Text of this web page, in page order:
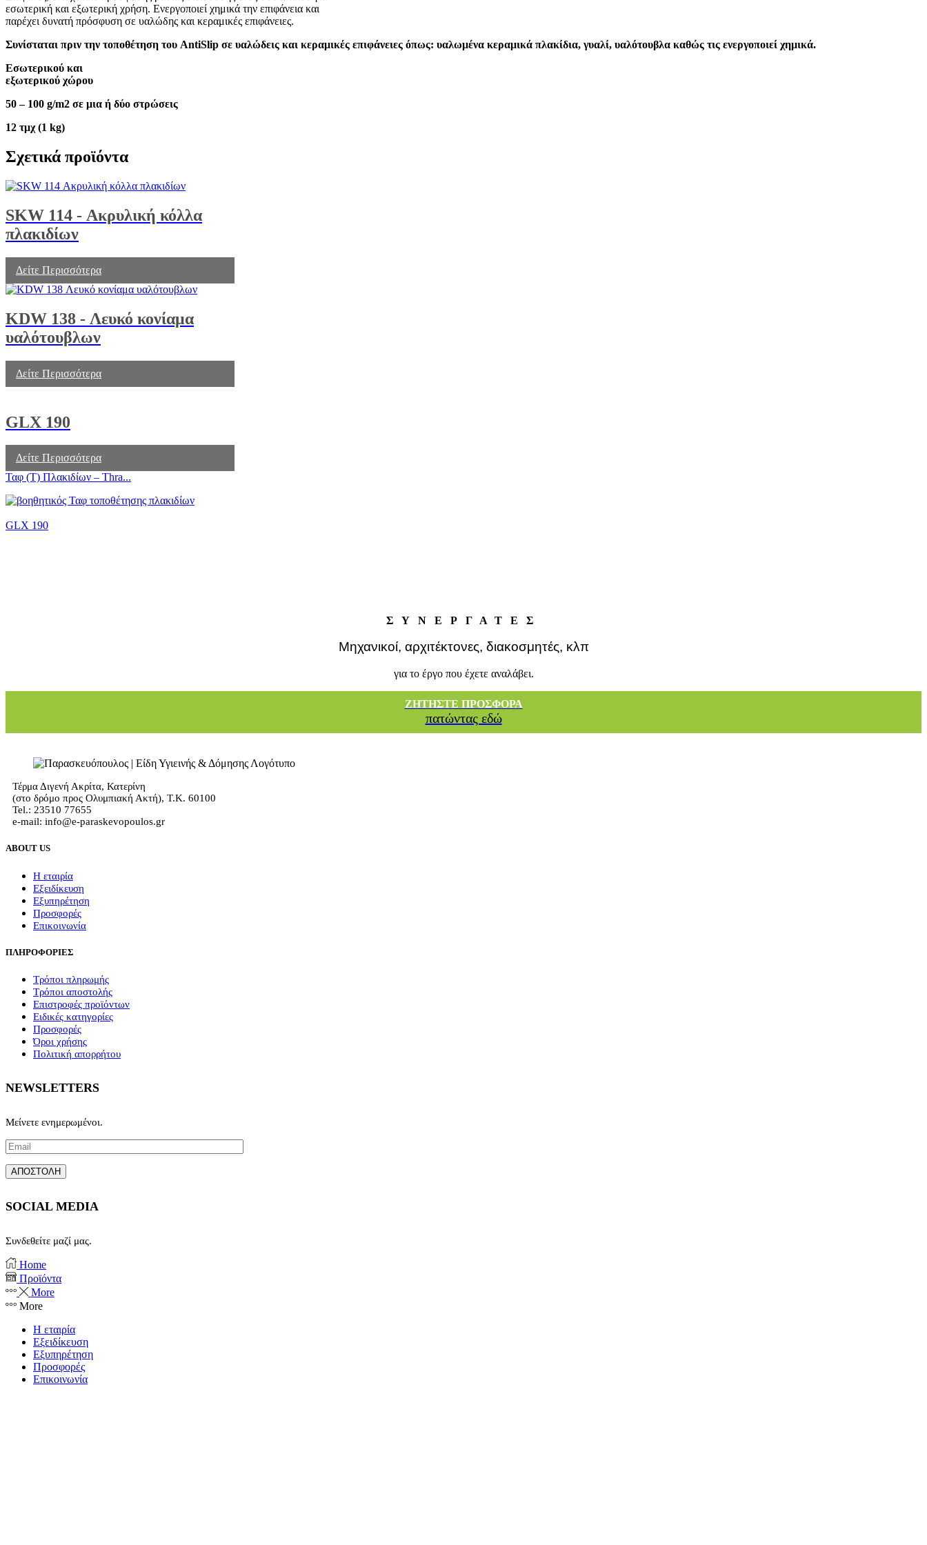
εσωτερική και εξωτερική χρήση. Ενεργοποιεί χημικά την επιφάνεια και
παρέχει δυνατή πρόσφυση σε υαλώδης και κεραμικές επιφάνειες.
Συνίσταται πριν την τοποθέτηση του AntiSlip σε υαλώδεις και κεραμικές επιφάνειες όπως: υαλωμένα κεραμικά πλακίδια, γυαλί, υαλότουβλα καθώς τις ενεργοποιεί χημικά.
Εσωτερικού και
εξωτερικού χώρου
50 – 100 g/m2 σε μια ή δύο στρώσεις
12 τμχ (1 kg)
Σχετικά προϊόντα
SKW 114 - Ακρυλική κόλλα
πλακιδίων
Δείτε Περισσότερα
KDW 138 - Λευκό κονίαμα
υαλότουβλων
Δείτε Περισσότερα
GLX 190
Δείτε Περισσότερα
Ταφ (Τ) Πλακιδίων – Thra...
GLX 190
ΣΥΝΕΡΓΑΤΕΣ
Μηχανικοί, αρχιτέκτονες, διακοσμητές, κλπ
για το έργο που έχετε αναλάβει.
ΖΗΤΗΣΤΕ ΠΡΟΣΦΟΡΑ
πατώντας εδώ
Τέρμα Διγενή Ακρίτα, Κατερίνη
(στο δρόμο προς Ολυμπιακή Ακτή), Τ.Κ. 60100
Tel.: 23510 77655
e-mail: info@e-paraskevopoulos.gr
ABOUT US
Η εταιρία
Εξειδίκευση
Εξυπηρέτηση
Προσφορές
Επικοινωνία
ΠΛΗΡΟΦΟΡΙΕΣ
Τρόποι πληρωμής
Τρόποι αποστολής
Επιστροφές προϊόντων
Ειδικές κατηγορίες
Προσφορές
Όροι χρήσης
Πολιτική απορρήτου
NEWSLETTERS
Μείνετε ενημερωμένοι.
SOCIAL MEDIA
Συνδεθείτε μαζί μας.
Facebook
Instagram
Home
Προϊόντα
More
More
Η εταιρία
Εξειδίκευση
Εξυπηρέτηση
Προσφορές
Επικοινωνία